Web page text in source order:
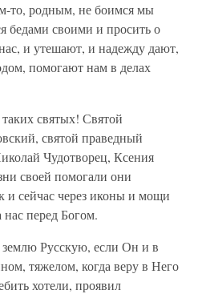
то, родным, не боимся мы
бедами своими и просить о
и утешают, и надежду дают,
помогают нам в делах
святых! Святой
святой праведный
Чудотворец, Ксения
своей помогали они
и сейчас через иконы и мощи
перед Богом.
Русскую, если Он и в
тяжелом, когда веру в Него
хотели, проявил